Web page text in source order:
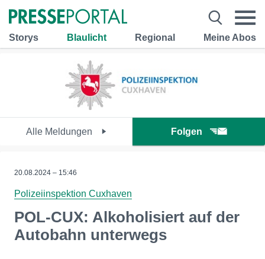
Storys Blaulicht Regional Meine Abos
Alle Meldungen Folgen
20.08.2024 – 15:46
Polizeiinspektion Cuxhaven
POL-CUX: Alkoholisiert auf der
Autobahn unterwegs